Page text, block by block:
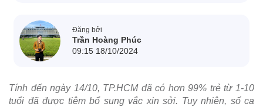
Đăng bởi
Trần Hoàng Phúc
09:15 18/10/2024
Tính đến ngày 14/10, TP.HCM đã có hơn 99% trẻ từ 1-10
tuổi đã được tiêm bổ sung vắc xin sởi. Tuy nhiên, số ca